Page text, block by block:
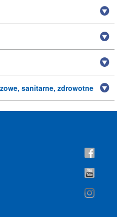
sanitarne, zdrowotne